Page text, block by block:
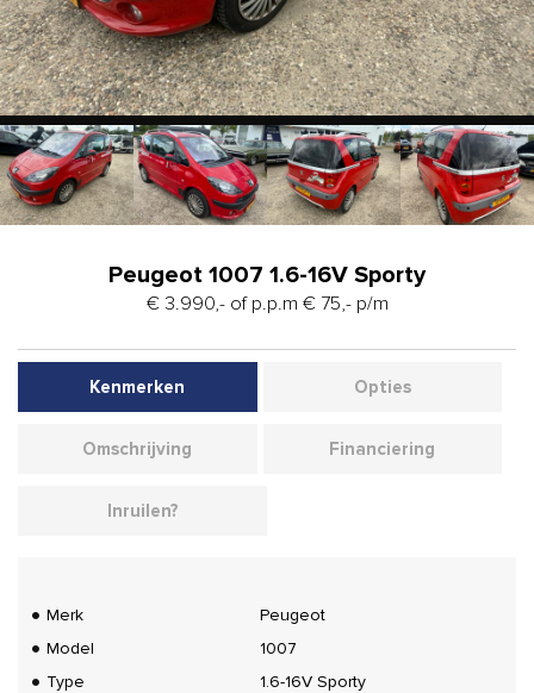
Peugeot 1007 1.6-16V Sporty
€ 3.990,- of p.p.m € 75,- p/m
Kenmerken Opties
Omschrijving Financiering
Inruilen?
Merk
Peugeot
Model
1007
Type
1.6-16V Sporty